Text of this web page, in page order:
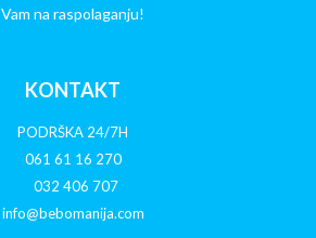
Vam na raspolaganju!
KONTAKT
PODRŠKA 24/7H
061 61 16 270
032 406 707
info@bebomanija.com